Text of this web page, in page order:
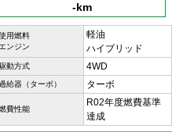
-km
用燃料
ンジン
軽油
ハイブリッド
動方式 4WD
給器（ターボ） ターボ
費性能
R02年度燃費基準
達成